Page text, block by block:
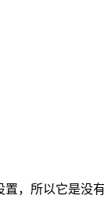
，所以它是没